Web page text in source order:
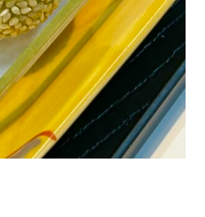
営業案内